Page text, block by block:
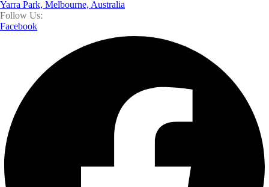
Yarra Park, Melbourne, Australia
Follow Us:
Facebook